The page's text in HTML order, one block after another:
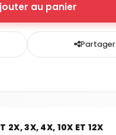
au panier
Partager
2X, 3X, 4X, 10X ET 12X